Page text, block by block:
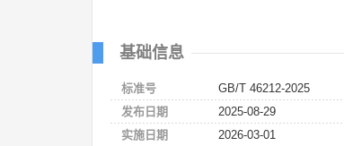
基础信息
标准号
GB/T 46212-2025
发布日期
2025-08-29
实施日期
2026-03-01